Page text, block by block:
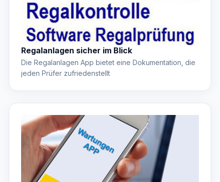
Regalanlagen sicher im Blick
Die Regalanlagen App bietet eine Dokumentation, die
jeden Prüfer zufriedenstellt